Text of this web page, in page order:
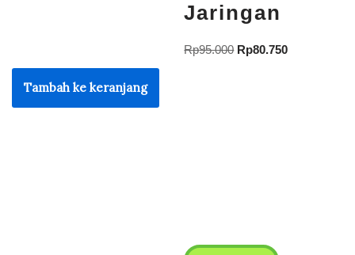
Tambah ke keranjang
Jaringan
Rp95.000 Rp80.750